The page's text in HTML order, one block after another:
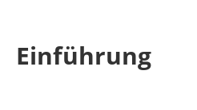
Einführung